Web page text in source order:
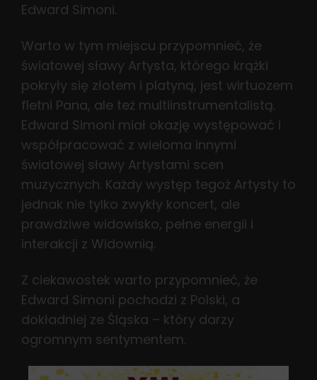
Edward Simoni.
Warto w tym miejscu przypomnieć, że
światowej sławy Artysta, którego krążki
pokryły się złotem i platyną, jest wirtuozem
fletni Pana, ale też multiinstrumentalistą.
Edward Simoni miał okazję występować i
współpracować z wieloma innymi
światowej sławy Artystami scen
muzycznych. Każdy występ tegoż Artysty to
jednak nie tylko zwykły koncert, ale
prawdziwe widowisko, pełne energii i
interakcji z Widownią.
Z ciekawostek warto przypomnieć, że
Edward Simoni pochodzi z Polski, a
dokładniej ze Śląska – który darzy
ogromnym sentymentem.